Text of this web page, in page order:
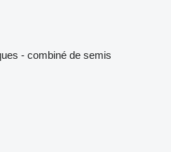
- combiné de semis